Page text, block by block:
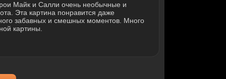
Майк и Салли очень необычные и
Эта картина понравится даже
забавных и смешных моментов. Много
картины.